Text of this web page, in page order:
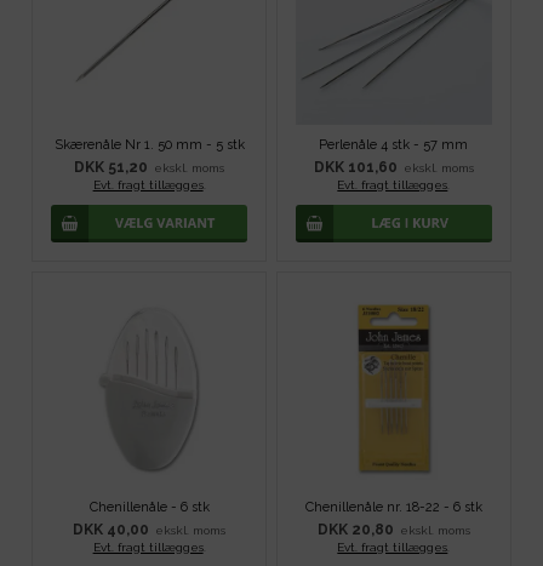
Skærenåle Nr 1. 50 mm - 5 stk
DKK 51,20
ekskl. moms
Evt. fragt tillægges.
Perlenåle 4 stk - 57 mm
DKK 101,60
ekskl. moms
Evt. fragt tillægges
Chenillenåle - 6 stk
DKK 40,00
ekskl. moms
Evt. fragt tillægges.
Chenillenåle nr. 18-22 - 6 stk
DKK 20,80
ekskl. moms
Evt. fragt tillægges